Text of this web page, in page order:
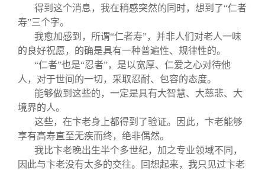
制度法规
联系我们
得到这个消息，我在稍感突然的同时，想到了“仁者
寿”三个字。
我愈加感到，所谓“仁者寿”，并非人们对老人一味
的良好祝愿，的确是具有一种普遍性、规律性的。
“仁者”也是“忍者”，是以宽厚、仁爱之心对待他
人，对于世间的一切，采取忍耐、包容的态度。
能够做到这些的，一定是具有大智慧、大慈悲、大
境界的人。
这些，在卞老身上都得到了验证。因此，卞老能够
享有高寿直至无疾而终，绝非偶然。
我比卞老晚出生半个多世纪，加之专业领域不同，
因此与卞老没有太多的交往。回想起来，我只见过卞老